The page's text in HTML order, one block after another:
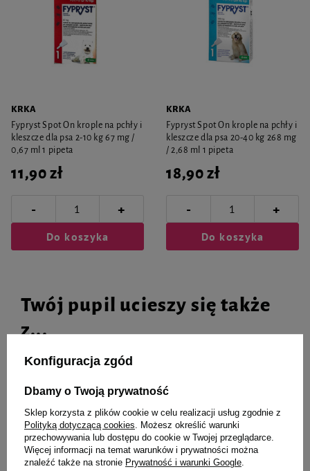
KRKA
Fypryst Spot On krople na pchły i
kleszcze dla psa 2-10 kg 67 mg /
0,67 ml 1 pipeta
11,90 zł
- +
Do koszyka
KRKA
Fypryst Spot On krople na pchły i
kleszcze dla psa 20-40 kg 268 mg
/ 2,68 ml 1 pipeta
18,90 zł
- +
Do koszyka
Twój pupil ucieszy się także
z...
MAU Mus Karma mokra dla kota
sterylizowanego jagnięcina z
nasionami chia i miętą zestaw 10
x 85 g
40,30 zł
MAU Mus Karma mokra dla kota
sterylizowanego dziczyzna z
jagodami zestaw 10 x 85 g
40,30 zł
Konfiguracja zgód
Dbamy o Twoją prywatność
Sklep korzysta z plików cookie w celu realizacji usług zgodnie z
Polityką dotyczącą cookies. Możesz określić warunki
przechowywania lub dostępu do cookie w Twojej przeglądarce.
Więcej informacji na temat warunków i prywatności można
znaleźć także na stronie Prywatność i warunki Google.